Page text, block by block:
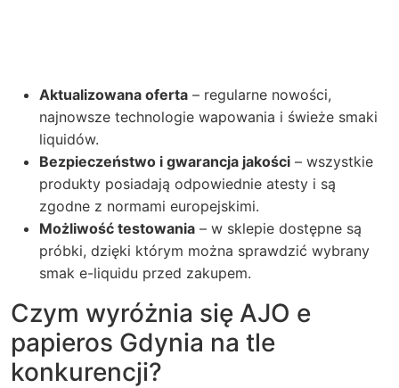
Aktualizowana oferta – regularne nowości,
najnowsze technologie wapowania i świeże smaki
liquidów.
Bezpieczeństwo i gwarancja jakości – wszystkie
produkty posiadają odpowiednie atesty i są
zgodne z normami europejskimi.
Możliwość testowania – w sklepie dostępne są
próbki, dzięki którym można sprawdzić wybrany
smak e-liquidu przed zakupem.
Czym wyróżnia się AJO e
papieros Gdynia na tle
konkurencji?